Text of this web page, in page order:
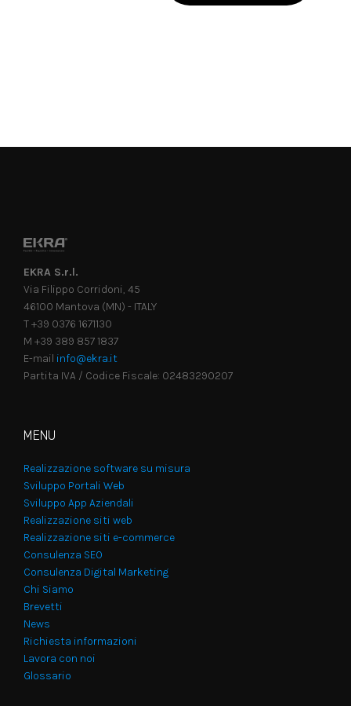
EKRA S.r.l.
Via Filippo Corridoni, 45
46100 Mantova (MN) - ITALY
T +39 0376 1671130
M +39 389 857 1837
E-mail info@ekra.it
Partita IVA / Codice Fiscale: 02483290207
MENU
Realizzazione software su misura
Sviluppo Portali Web
Sviluppo App Aziendali
Realizzazione siti web
Realizzazione siti e-commerce
Consulenza SEO
Consulenza Digital Marketing
Chi Siamo
Brevetti
News
Richiesta informazioni
Lavora con noi
Glossario